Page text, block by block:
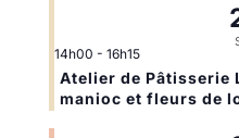
14h00 - 16h15
Atelier de Pâtisserie
manioc et fleurs de